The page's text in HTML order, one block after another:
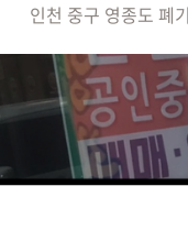
인천 중구 영종도 폐